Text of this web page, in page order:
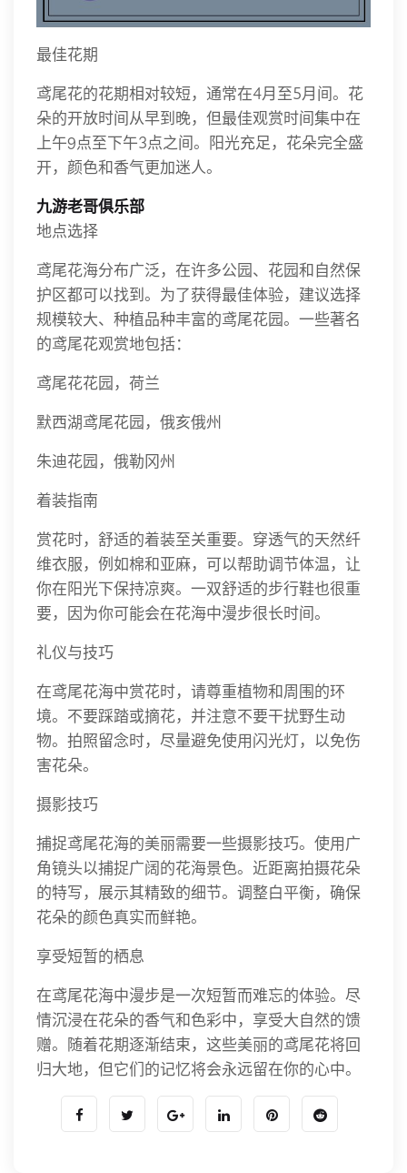
最佳花期
鸢尾花的花期相对较短，通常在4月至5月间。花
朵的开放时间从早到晚，但最佳观赏时间集中在
上午9点至下午3点之间。阳光充足，花朵完全盛
开，颜色和香气更加迷人。
九游老哥俱乐部
地点选择
鸢尾花海分布广泛，在许多公园、花园和自然保
护区都可以找到。为了获得最佳体验，建议选择
规模较大、种植品种丰富的鸢尾花园。一些著名
的鸢尾花观赏地包括：
鸢尾花花园，荷兰
默西湖鸢尾花园，俄亥俄州
朱迪花园，俄勒冈州
着装指南
赏花时，舒适的着装至关重要。穿透气的天然纤
维衣服，例如棉和亚麻，可以帮助调节体温，让
你在阳光下保持凉爽。一双舒适的步行鞋也很重
要，因为你可能会在花海中漫步很长时间。
礼仪与技巧
在鸢尾花海中赏花时，请尊重植物和周围的环
境。不要踩踏或摘花，并注意不要干扰野生动
物。拍照留念时，尽量避免使用闪光灯，以免伤
害花朵。
摄影技巧
捕捉鸢尾花海的美丽需要一些摄影技巧。使用广
角镜头以捕捉广阔的花海景色。近距离拍摄花朵
的特写，展示其精致的细节。调整白平衡，确保
花朵的颜色真实而鲜艳。
享受短暂的栖息
在鸢尾花海中漫步是一次短暂而难忘的体验。尽
情沉浸在花朵的香气和色彩中，享受大自然的馈
赠。随着花期逐渐结束，这些美丽的鸢尾花将回
归大地，但它们的记忆将会永远留在你的心中。